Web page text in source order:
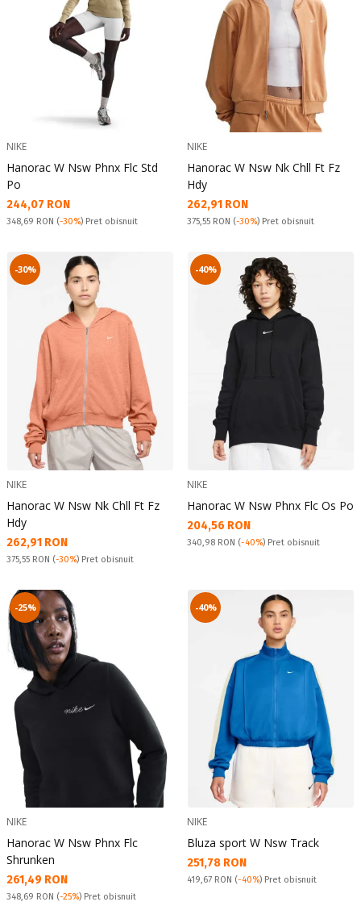
NIKE
Hanorac W Nsw Phnx Flc Std
Po
Текуща цена:
244,07 RON
Pret obisnuit:
348,69 RON (-30%) Pret obisnuit
NIKE
Hanorac W Nsw Nk Chll Ft Fz
Hdy
Текуща цена:
262,91 RON
Pret obisnuit:
375,55 RON (-30%) Pret obisnuit
-30%
NIKE
Hanorac W Nsw Nk Chll Ft Fz
Hdy
Текуща цена:
262,91 RON
Pret obisnuit:
375,55 RON (-30%) Pret obisnuit
-40%
NIKE
Hanorac W Nsw Phnx Flc Os Po
Текуща цена:
204,56 RON
Pret obisnuit:
340,98 RON (-40%) Pret obisnuit
-25%
NIKE
Hanorac W Nsw Phnx Flc
Shrunken
Текуща цена:
261,49 RON
Pret obisnuit:
348,69 RON (-25%) Pret obisnuit
-40%
NIKE
Bluza sport W Nsw Track
Текуща цена:
251,78 RON
Pret obisnuit:
419,67 RON (-40%) Pret obisnuit